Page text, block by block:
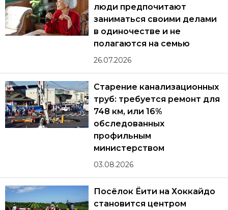
люди предпочитают
заниматься своими делами
в одиночестве и не
полагаются на семью
26.07.2026
Старение канализационных
труб: требуется ремонт для
748 км, или 16%
обследованных
профильным
министерством
03.08.2026
Посёлок Ёити на Хоккайдо
становится центром